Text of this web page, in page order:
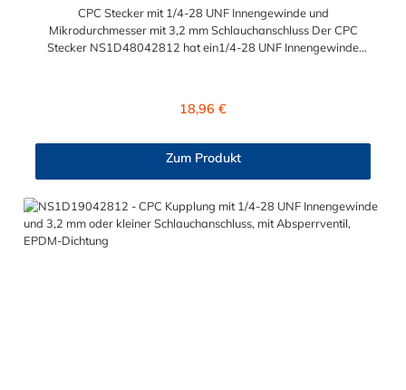
CPC Stecker mit 1/4-28 UNF Innengewinde und
Mikrodurchmesser mit 3,2 mm Schlauchanschluss Der CPC
Stecker NS1D48042812 hat ein1/4-28 UNF Innengewinde
Polypropylen (PP) und der Dichtring ist aus EPDM. Das
Sie können diesen CPC Stecker mit allen Kupplungen der CPC
Regulärer Preis:
18,96 €
Zum Produkt